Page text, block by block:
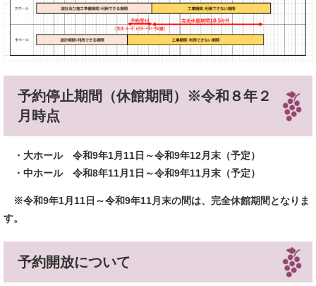
予約停止期間（休館期間）※令和８年２
月時点
・大ホール 令和9年1月11日～令和9年12月末（予定）
・中ホール 令和8年11月1日～令和9年11月末（予定）
※令和9年1月11日～令和9年11月末の間は、完全休館期間となりま
す。
予約開放について